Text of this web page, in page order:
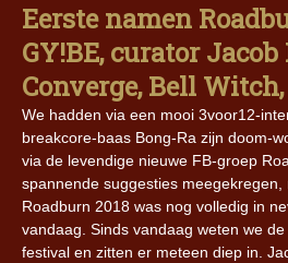
Eerste namen
GY!BE, curator
Converge, Bell
We hadden via een mooi 3voor12-
breakcore-baas Bong-Ra zijn doom-
via de levendige nieuwe FB-groep
spannende suggesties
Roadburn 2018 was nog volledig in
vandaag. Sinds vandaag weten we
festival en zitten er meteen diep in.